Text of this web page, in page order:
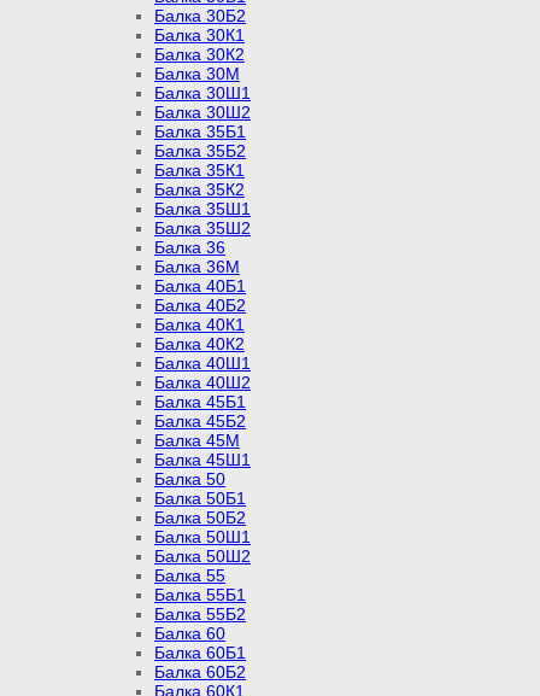
Балка 30Б2
Балка 30К1
Балка 30К2
Балка 30М
Балка 30Ш1
Балка 30Ш2
Балка 35Б1
Балка 35Б2
Балка 35К1
Балка 35К2
Балка 35Ш1
Балка 35Ш2
Балка 36
Балка 36М
Балка 40Б1
Балка 40Б2
Балка 40К1
Балка 40К2
Балка 40Ш1
Балка 40Ш2
Балка 45Б1
Балка 45Б2
Балка 45М
Балка 45Ш1
Балка 50
Балка 50Б1
Балка 50Б2
Балка 50Ш1
Балка 50Ш2
Балка 55
Балка 55Б1
Балка 55Б2
Балка 60
Балка 60Б1
Балка 60Б2
Балка 60К1